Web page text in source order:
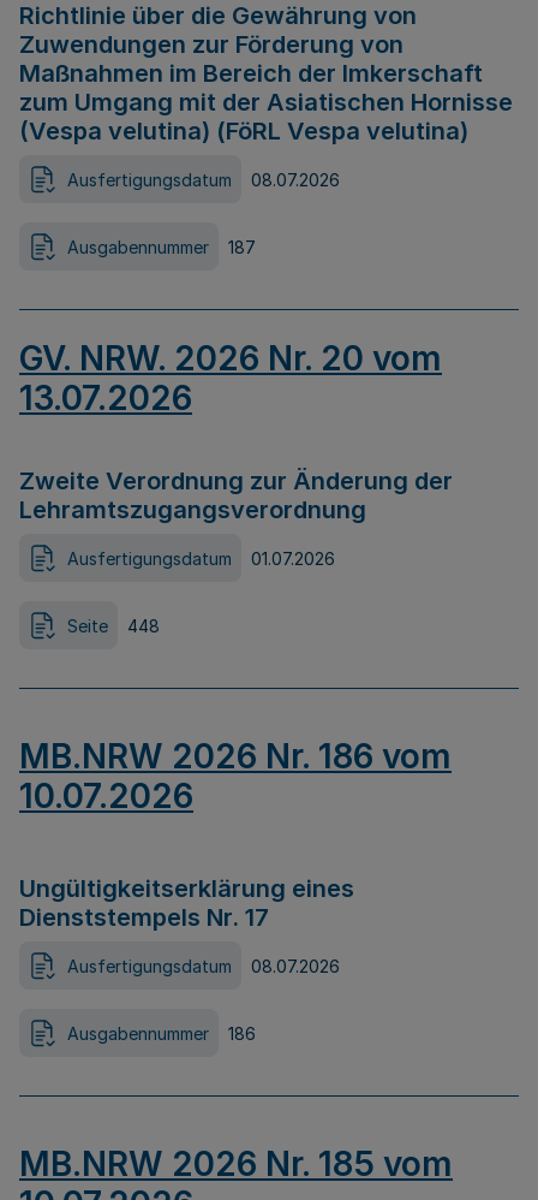
Richtlinie über die Gewährung von
Zuwendungen zur Förderung von
Maßnahmen im Bereich der Imkerschaft
zum Umgang mit der Asiatischen Hornisse
(Vespa velutina) (FöRL Vespa velutina)
Ausfertigungsdatum 08.07.2026
Ausgabennummer 187
GV. NRW. 2026 Nr. 20 vom
13.07.2026
Zweite Verordnung zur Änderung der
Lehramtszugangsverordnung
Ausfertigungsdatum 01.07.2026
Seite 448
MB.NRW 2026 Nr. 186 vom
10.07.2026
Ungültigkeitserklärung eines
Dienststempels Nr. 17
Ausfertigungsdatum 08.07.2026
Ausgabennummer 186
MB.NRW 2026 Nr. 185 vom